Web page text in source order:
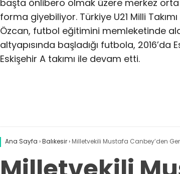
başta önlibero olmak üzere merkez
forma giyebiliyor. Türkiye U21 Milli
Özcan, futbol eğitimini memleketinde
altyapısında başladığı futbola, 2016’da
Eskişehir A takımı ile devam etti.
Ana Sayfa ›Balıkesir› Milletvekili Mustafa Canbey’den